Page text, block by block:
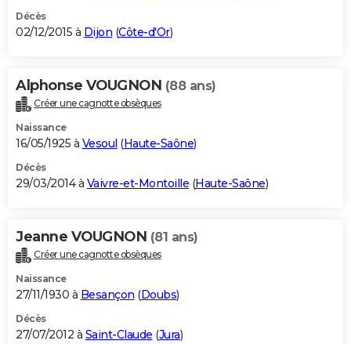
Décès
02/12/2015 à Dijon (Côte-d'Or)
Alphonse VOUGNON (88 ans)
Créer une cagnotte obsèques
Naissance
16/05/1925 à Vesoul (Haute-Saône)
Décès
29/03/2014 à Vaivre-et-Montoille (Haute-Saône)
Jeanne VOUGNON (81 ans)
Créer une cagnotte obsèques
Naissance
27/11/1930 à Besançon (Doubs)
Décès
27/07/2012 à Saint-Claude (Jura)